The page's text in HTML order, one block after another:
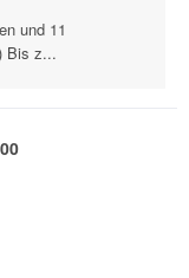
und 11
Bis z...